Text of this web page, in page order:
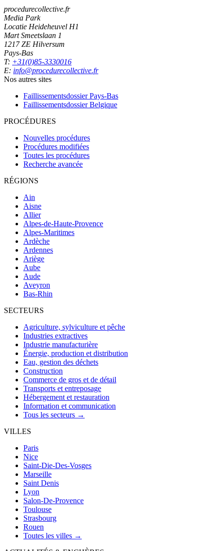
procedurecollective.fr
Media Park
Locatie Heideheuvel H1
Mart Smeetslaan 1
1217 ZE Hilversum
Pays-Bas
T: +31(0)85-3330016
E: info@procedurecollective.fr
Nos autres sites
Faillissementsdossier Pays-Bas
Faillissementsdossier Belgique
PROCÉDURES
Nouvelles procédures
Procédures modifiées
Toutes les procédures
Recherche avancée
RÉGIONS
Ain
Aisne
Allier
Alpes-de-Haute-Provence
Alpes-Maritimes
Ardèche
Ardennes
Ariège
Aube
Aude
Aveyron
Bas-Rhin
SECTEURS
Agriculture, sylviculture et pêche
Industries extractives
Industrie manufacturière
Énergie, production et distribution
Eau, gestion des déchets
Construction
Commerce de gros et de détail
Transports et entreposage
Hébergement et restauration
Information et communication
Tous les secteurs →
VILLES
Paris
Nice
Saint-Die-Des-Vosges
Marseille
Saint Denis
Lyon
Salon-De-Provence
Toulouse
Strasbourg
Rouen
Toutes les villes →